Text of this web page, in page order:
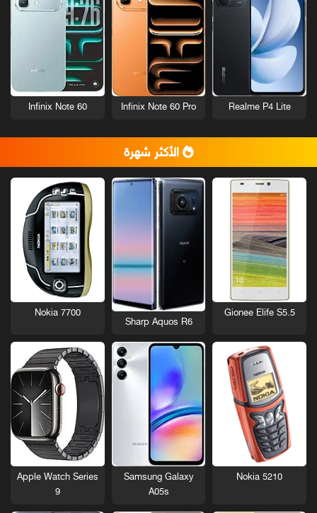
Realme P4 Lite
Infinix Note 60 Pro
Infinix Note 60
الأكثر شهرة
Gionee Elife S5.5
Sharp Aquos R6
Nokia 7700
Nokia 5210
Samsung Galaxy
A05s
Apple Watch Series
9